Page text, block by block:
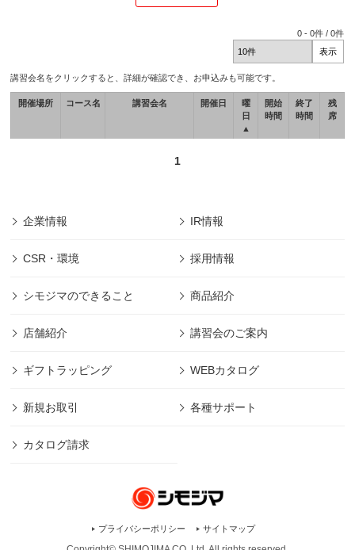
0 -0件 /0件
講習会名をクリックすると、詳細が確認でき、お申込みも可能です。
開催場所 コース名 講習会名 開催日
曜
日
▲
開始
時間
終了
時間
残
席
1
企業情報 IR情報
CSR・環境 採用情報
シモジマのできること 商品紹介
店舗紹介 講習会のご案内
ギフトラッピング WEBカタログ
新規お取引 各種サポート
カタログ請求
プライバシーポリシー サイトマップ